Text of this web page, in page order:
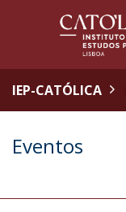
IEP-CATÓLICA
Eventos